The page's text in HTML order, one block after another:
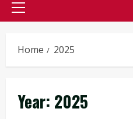
Primary
Home 2025
Year: 2025